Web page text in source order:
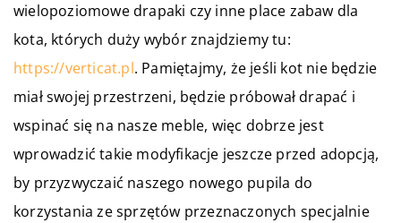
wielopoziomowe drapaki czy inne place zabaw dla
kota, których duży wybór znajdziemy tu:
https://verticat.pl. Pamiętajmy, że jeśli kot nie będzie
miał swojej przestrzeni, będzie próbował drapać i
wspinać się na nasze meble, więc dobrze jest
wprowadzić takie modyfikacje jeszcze przed adopcją,
by przyzwyczaić naszego nowego pupila do
korzystania ze sprzętów przeznaczonych specjalnie